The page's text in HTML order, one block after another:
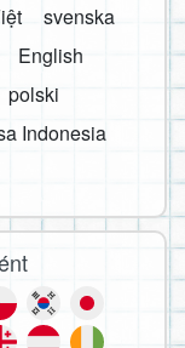
svenska
English
polski
Indonesia